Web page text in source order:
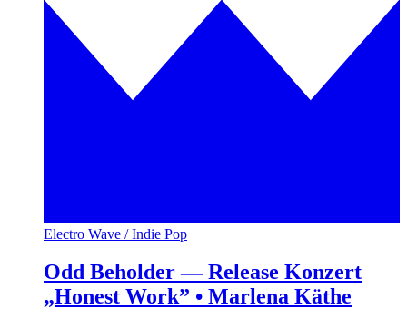
Electro Wave / Indie Pop
Odd Beholder — Release Konzert
„Honest Work” • Marlena Käthe